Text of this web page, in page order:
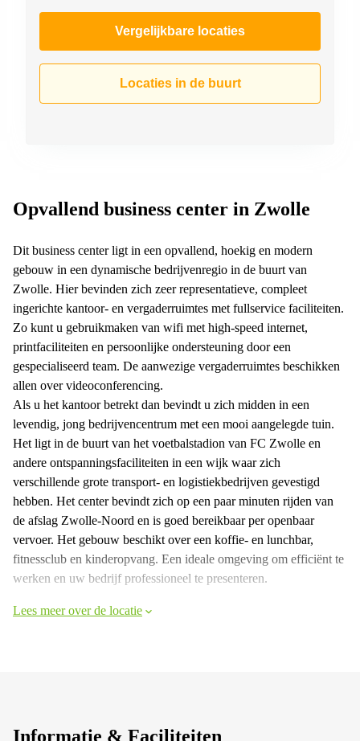
Vergelijkbare locaties
Locaties in de buurt
Opvallend business center in Zwolle
Dit business center ligt in een opvallend, hoekig en modern
gebouw in een dynamische bedrijvenregio in de buurt van
Zwolle. Hier bevinden zich zeer representatieve, compleet
ingerichte kantoor- en vergaderruimtes met fullservice faciliteiten.
Zo kunt u gebruikmaken van wifi met high-speed internet,
printfaciliteiten en persoonlijke ondersteuning door een
gespecialiseerd team. De aanwezige vergaderruimtes beschikken
allen over videoconferencing.
Als u het kantoor betrekt dan bevindt u zich midden in een
levendig, jong bedrijvencentrum met een mooi aangelegde tuin.
Het ligt in de buurt van het voetbalstadion van FC Zwolle en
andere ontspanningsfaciliteiten in een wijk waar zich
verschillende grote transport- en logistiekbedrijven gevestigd
hebben. Het center bevindt zich op een paar minuten rijden van
de afslag Zwolle-Noord en is goed bereikbaar per openbaar
vervoer. Het gebouw beschikt over een koffie- en lunchbar,
fitnessclub en kinderopvang. Een ideale omgeving om efficiënt te
werken en uw bedrijf professioneel te presenteren.
Lees meer over de locatie
Informatie & Faciliteiten